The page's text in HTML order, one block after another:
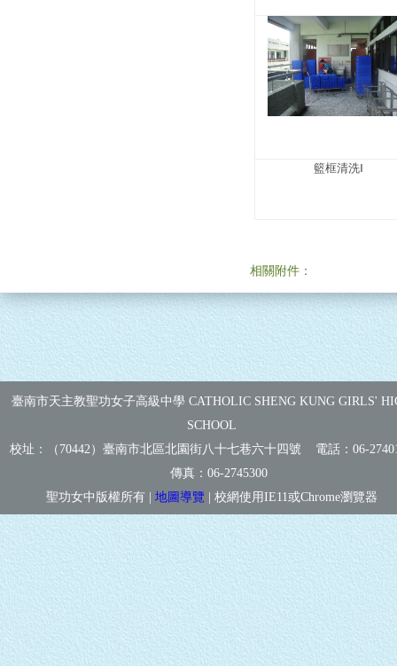
籃框清洗Ⅰ
相關附件：
臺南市天主教聖功女子高級中學 CATHOLIC SHENG KUNG GIRLS'
SCHOOL
校址：（70442）臺南市北區北園街八十七巷六十四號 電話：06-
傳真： 06-2745300
聖功女中版權所有 | 地圖導覽 | 校網使用IE11或Chrome瀏覽器